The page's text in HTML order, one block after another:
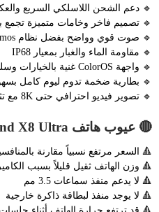
🔹 دعم الشحن اللاسلكي السريع
🔹 تصميم فاخر وخامات متميزة تجمع
🔹 صوت قوي وواضح بفضل نظام Dolby Atmos
🔹 مقاومة الماء والغبار بمعيار IP68
🔹 واجهة ColorOS غنية بالخيارات وسلسة الأداء
🔹 بطارية ضخمة تدوم ليوم كامل
🔹 تصوير فيديو احترافي حتى 8K مع تثبيت بصري ممتاز
🔴 عيوب هاتف Oppo Find X8 Ultra
🔺 السعر مرتفع نسبياً مقارنة
🔺 وزن الهاتف ثقيل قليلاً بسبب
🔺 لا يدعم منفذ سماعات 3.5 مم
🔺 لا يوجد منفذ لبطاقة ذاكرة خارجية